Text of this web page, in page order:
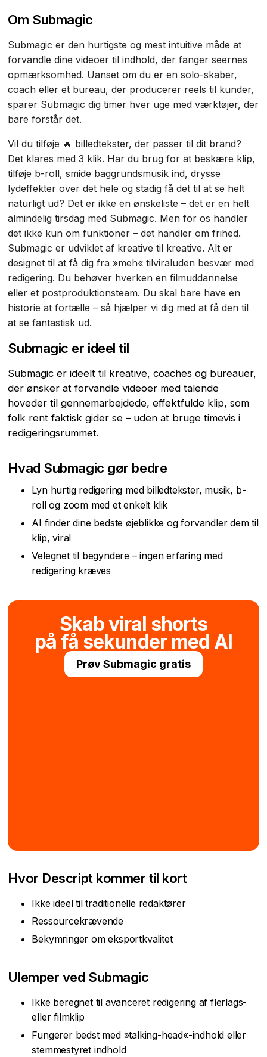
Om Submagic
Submagic er den hurtigste og mest intuitive måde at
forvandle dine videoer til indhold, der fanger seernes
opmærksomhed. Uanset om du er en solo-skaber,
coach eller et bureau, der producerer reels til kunder,
sparer Submagic dig timer hver uge med værktøjer, der
bare forstår det.
Vil du tilføje 🔥 billedtekster, der passer til dit brand?
Det klares med 3 klik. Har du brug for at beskære klip,
tilføje b-roll, smide baggrundsmusik ind, drysse
lydeffekter over det hele og stadig få det til at se helt
naturligt ud? Det er ikke en ønskeliste – det er en helt
almindelig tirsdag med Submagic. Men for os handler
det ikke kun om funktioner – det handler om frihed.
Submagic er udviklet af kreative til kreative. Alt er
designet til at få dig fra »meh« tilviraluden besvær med
redigering. Du behøver hverken en filmuddannelse
eller et postproduktionsteam. Du skal bare have en
historie at fortælle – så hjælper vi dig med at få den til
at se fantastisk ud.
Submagic er ideel til
Submagic er ideelt til kreative, coaches og bureauer,
der ønsker at forvandle videoer med talende
hoveder til gennemarbejdede, effektfulde klip, som
folk rent faktisk gider se – uden at bruge timevis i
redigeringsrummet.
Hvad Submagic gør bedre
Lyn hurtig redigering med billedtekster, musik, b-
roll og zoom med et enkelt klik
AI finder dine bedste øjeblikke og forvandler dem til
klip, viral
Velegnet til begyndere – ingen erfaring med
redigering kræves
Skab viral shorts
på få sekunder med AI
Prøv Submagic gratis
Hvor Descript kommer til kort
Ikke ideel til traditionelle redaktører
Ressourcekrævende
Bekymringer om eksportkvalitet
Ulemper ved Submagic
Ikke beregnet til avanceret redigering af flerlags-
eller filmklip
Fungerer bedst med »talking-head«-indhold eller
stemmestyret indhold